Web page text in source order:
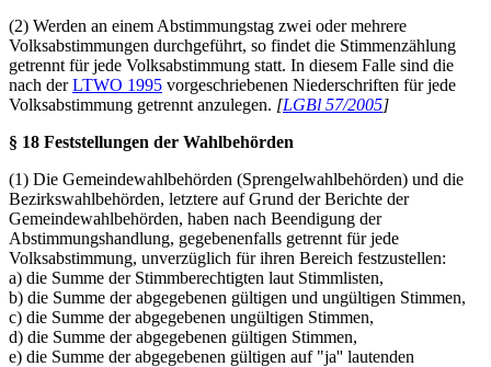
(2) Werden an einem Abstimmungstag zwei oder mehrere
Volksabstimmungen durchgeführt, so findet die Stimmenzählung
getrennt für jede Volksabstimmung statt. In diesem Falle sind die
nach derLTWO 1995 vorgeschriebenen Niederschriften für jede
Volksabstimmung getrennt anzulegen. [LGBl 57/2005]
§ 18 Feststellungen der Wahlbehörden
(1) Die Gemeindewahlbehörden (Sprengelwahlbehörden) und die
Bezirkswahlbehörden, letztere auf Grund der Berichte der
Gemeindewahlbehörden, haben nach Beendigung der
Abstimmungshandlung, gegebenenfalls getrennt für jede
Volksabstimmung, unverzüglich für ihren Bereich festzustellen:
a) die Summe der Stimmberechtigten laut Stimmlisten,
b) die Summe der abgegebenen gültigen und ungültigen Stimmen,
c) die Summe der abgegebenen ungültigen Stimmen,
d) die Summe der abgegebenen gültigen Stimmen,
e) die Summe der abgegebenen gültigen auf "ja'' lautenden